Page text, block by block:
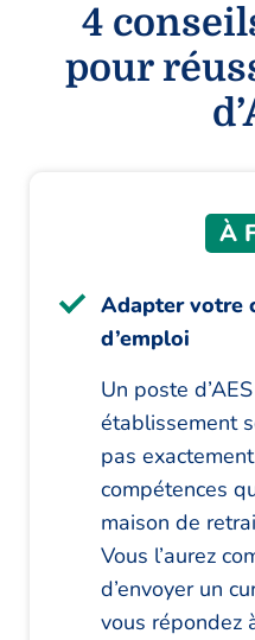
4
pour
À
Adapter votre
d’emploi
Un poste
établissement
pas
compétences
maison de
Vous l’aurez
d’envoyer un
vous répondez